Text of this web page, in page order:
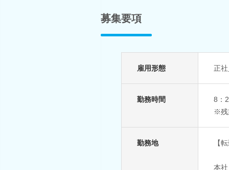
募集要項
雇用形態 正
勤務時間
8：
※残
勤務地 【
本